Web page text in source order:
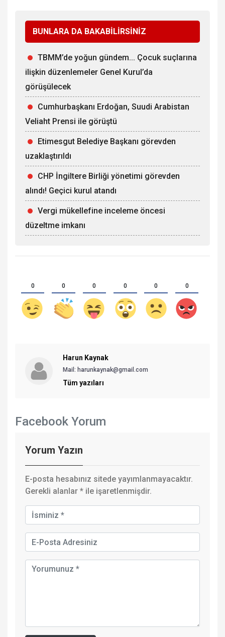
BUNLARA DA BAKABİLİRSİNİZ
TBMM’de yoğun gündem... Çocuk suçlarına
ilişkin düzenlemeler Genel Kurul’da
görüşülecek
Cumhurbaşkanı Erdoğan, Suudi Arabistan
Veliaht Prensi ile görüştü
Etimesgut Belediye Başkanı görevden
uzaklaştırıldı
CHP İngiltere Birliği yönetimi görevden
alındı! Geçici kurul atandı
Vergi mükellefine inceleme öncesi
düzeltme imkanı
0 0 0 0 0 0
Harun Kaynak
Mail: harunkaynak@gmail.com
Tüm yazıları
Facebook Yorum
Yorum Yazın
E-posta hesabınız sitede yayımlanmayacaktır.
Gerekli alanlar * ile işaretlenmişdir.